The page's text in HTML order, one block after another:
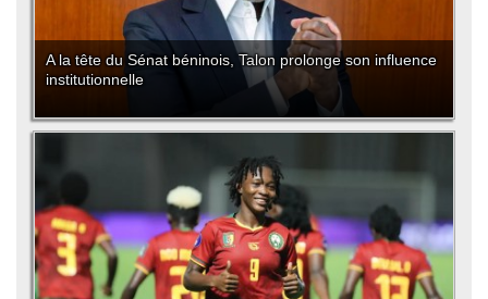
A la tête du Sénat béninois, Talon prolonge son influence
institutionnelle